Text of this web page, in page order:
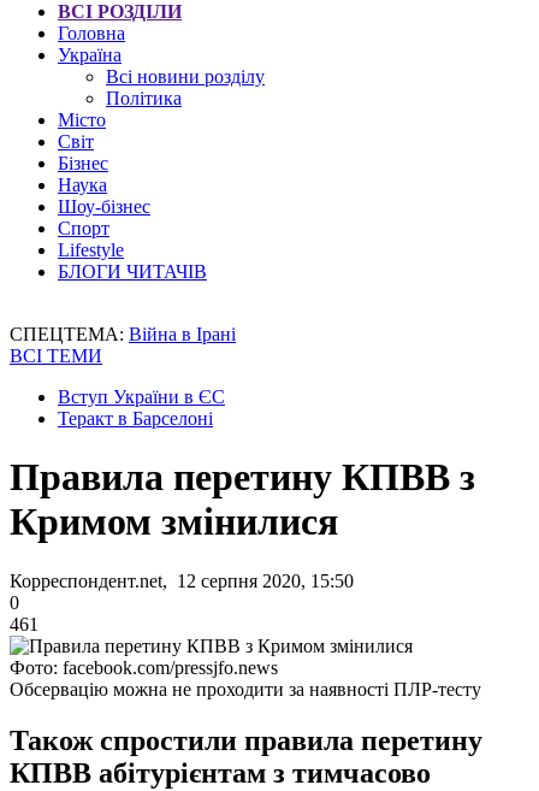
ВСІ РОЗДІЛИ
Головна
Україна
Всі новини розділу
Політика
Місто
Світ
Бізнес
Наука
Шоу-бізнес
Спорт
Lifestyle
БЛОГИ ЧИТАЧІВ
СПЕЦТЕМА: Війна в Ірані
ВСІ ТЕМИ
Вступ України в ЄС
Теракт в Барселоні
Правила перетину КПВВ з
Кримом змінилися
Корреспондент.net, 12 серпня 2020, 15:50
0
461
Фото: facebook.com/pressjfo.news
Обсервацію можна не проходити за наявності ПЛР-тесту
Також спростили правила перетину
КПВВ абітурієнтам з тимчасово